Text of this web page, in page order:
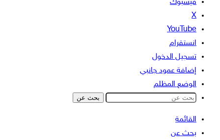
فيسبوك
‫X
‫YouTube
انستقرام
تسجيل الدخول
إضافة عمود جانبي
الوضع المظلم
بحث عن
القائمة
بحث عن